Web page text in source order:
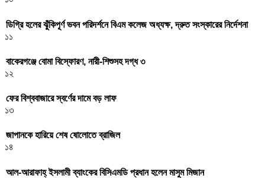
ডিগ্রি হলের ঝুঁকিপূর্ণ ভবন পরিদর্শনে বিএম কলেজ অধ্যক্ষ, দ্রুত সংস্কারের নির্দেশনা
১১
বাকেরগঞ্জে বোমা বিস্ফোরণ, নারী-শিশুসহ দগ্ধ ৩
১২
ফের বিশ্ববাজারে স্বর্ণের দামে বড় লাফ
১৩
জাপানকে হারিয়ে শেষ ষোলোতে ব্রাজিল
১৪
আল-আরাফাহ্ ইসলামী ব্যাংকের বিসিএমডি প্রধান হলেন মাসুম মিজান